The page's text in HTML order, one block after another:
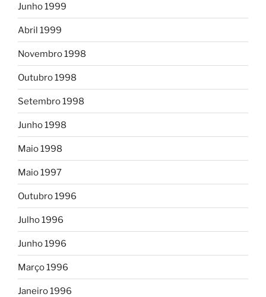
Junho 1999
Abril 1999
Novembro 1998
Outubro 1998
Setembro 1998
Junho 1998
Maio 1998
Maio 1997
Outubro 1996
Julho 1996
Junho 1996
Março 1996
Janeiro 1996